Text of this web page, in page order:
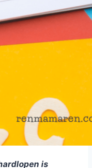
is